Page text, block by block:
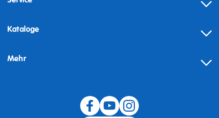
Kataloge
Mehr